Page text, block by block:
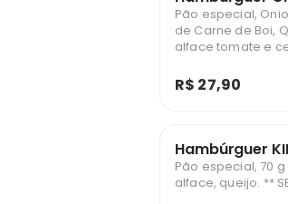
Pão especial,
de Carne de Boi,
R$ 27,90
Hambúrguer
Pão especial, 70
alface,